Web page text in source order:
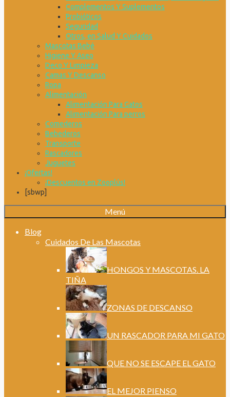
Complementos Y Suplementos
Probióticos
Seguridad
Otros, en Salud Y Cuidados
Mascotas Bebé
Higiene Y Aseo
Deco Y Limpieza
Camas Y Descanso
Ropa
Alimentación
Alimentación Para Gatos
Alimentación Para perros
Comederos
Bebederos
Transporte
Rascadores
Juguetes
¡Ofertas!
¡Descuentos en Zooplús!
[sbwp]
Menú
Blog
Cuidados De Las Mascotas
HONGOS Y MASCOTAS. LA
TIÑA
ZONAS DE DESCANSO
UN RASCADOR PARA MI GATO
QUE NO SE ESCAPE EL GATO
EL MEJOR PIENSO